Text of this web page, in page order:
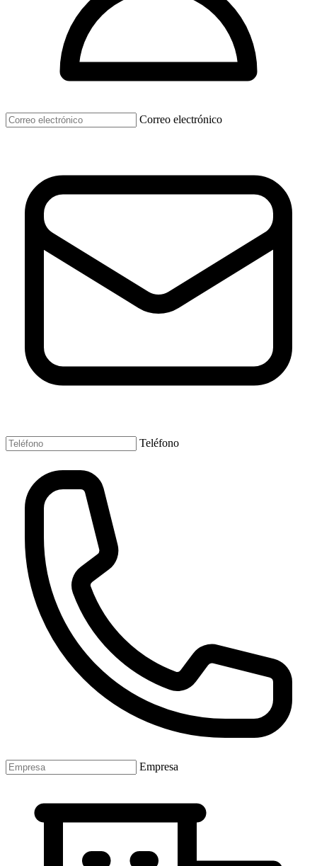
Correo electrónico
Teléfono
Empresa